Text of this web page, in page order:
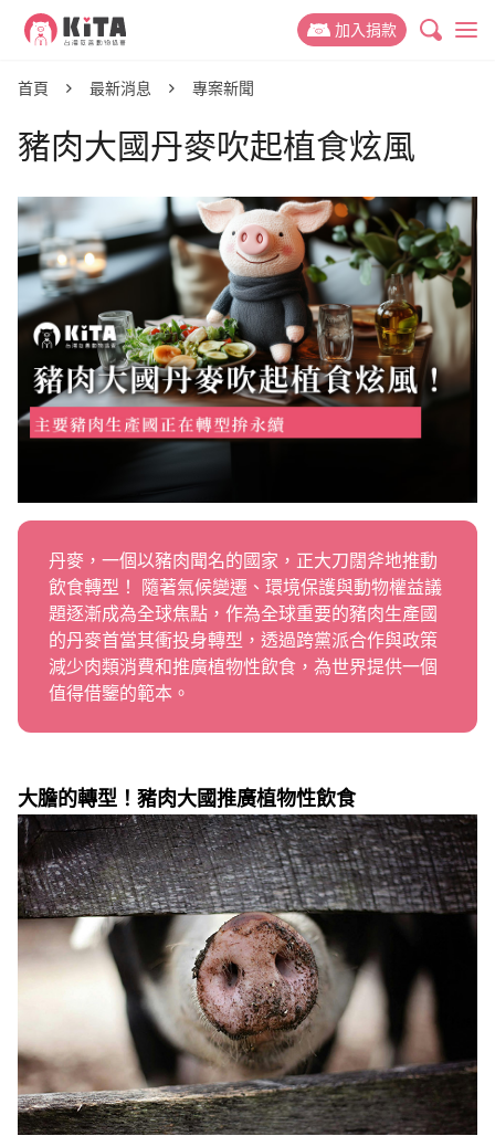
KiTA台灣友善動物協會 加入捐款
最新消息
專案新聞
活動訊息
動保議題
禁掉山豬吊
禁用黏鼠板
動物權與蔬食教育
減少動物實驗
減少動物剝削
關於 KiTA
我們的故事
我們的成員
我們的成果
聯絡我們
支持我們
捐款專案
捐款運用與徵信
活動合作
參與我們
友善動物推廣志工
好蔬福-美味健康蔬食
職務空缺
捐款 Q&A
首頁 最新消息 專案新聞
豬肉大國丹麥吹起植食炫風
丹麥，一個以豬肉聞名的國家，正大刀闊斧地推動
飲食轉型！ 隨著氣候變遷、環境保護與動物權益議
題逐漸成為全球焦點，作為全球重要的豬肉生產國
的丹麥首當其衝投身轉型，透過跨黨派合作與政策
減少肉類消費和推廣植物性飲食，為世界提供一個
值得借鑒的範本。
大膽的轉型！豬肉大國推廣植物性飲食